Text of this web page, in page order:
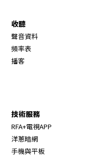
收聽
聲音資料
頻率表
播客
技術服務
RFA+電視APP
洋蔥暗網
手機與平板